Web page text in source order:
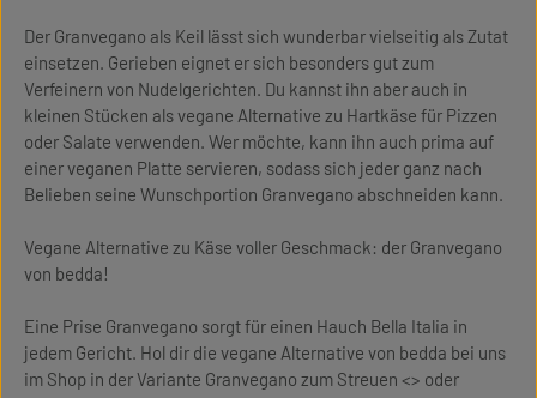
Der Granvegano als Keil lässt sich wunderbar vielseitig als Zutat
einsetzen. Gerieben eignet er sich besonders gut zum
Verfeinern von Nudelgerichten. Du kannst ihn aber auch in
kleinen Stücken als vegane Alternative zu Hartkäse für Pizzen
oder Salate verwenden. Wer möchte, kann ihn auch prima auf
einer veganen Platte servieren, sodass sich jeder ganz nach
Belieben seine Wunschportion Granvegano abschneiden kann.
Vegane Alternative zu Käse voller Geschmack: der Granvegano
von bedda!
Eine Prise Granvegano sorgt für einen Hauch Bella Italia in
jedem Gericht. Hol dir die vegane Alternative von bedda bei uns
im Shop in der Variante Granvegano zum Streuen <> oder